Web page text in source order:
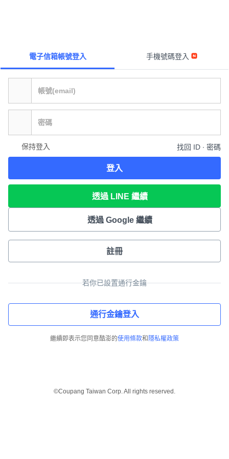
電子信箱帳號登入 手機號碼登入
保持登入 找回 ID ∙ 密碼
登入
透過 LINE 繼續
透過 Google 繼續
註冊
若你已設置通行金鑰
通行金鑰登入
繼續即表示您同意酷澎的使用條款和 隱私權政策
©Coupang Taiwan Corp. All rights reserved.